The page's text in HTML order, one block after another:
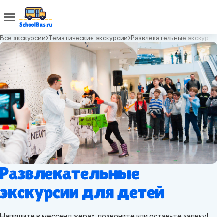
Все экскурсии Тематические экскурсии
Развлекательные
экскурсии для детей